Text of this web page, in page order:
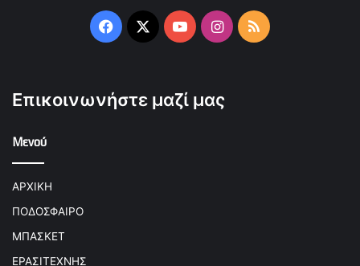
Facebook
X YouTubeInstagram
RSS
Επικοινωνήστε μαζί μας
Μενού
ΑΡΧΙΚΗ
ΠΟΔΟΣΦΑΙΡΟ
ΜΠΑΣΚΕΤ
ΕΡΑΣΙΤΕΧΝΗΣ